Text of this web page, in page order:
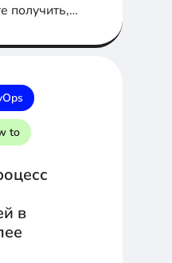
получить,
to
в